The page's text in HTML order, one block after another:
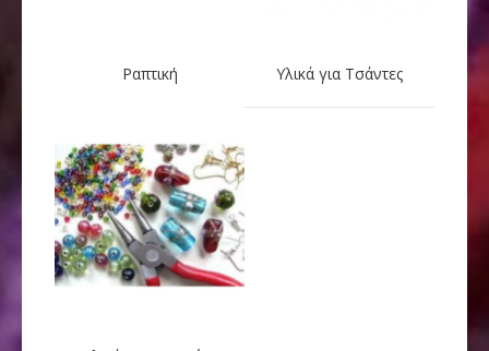
Ραπτική Υλικά για Τσάντες